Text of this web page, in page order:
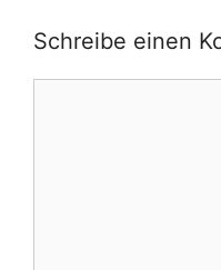
Schreibe einen
Kommentar